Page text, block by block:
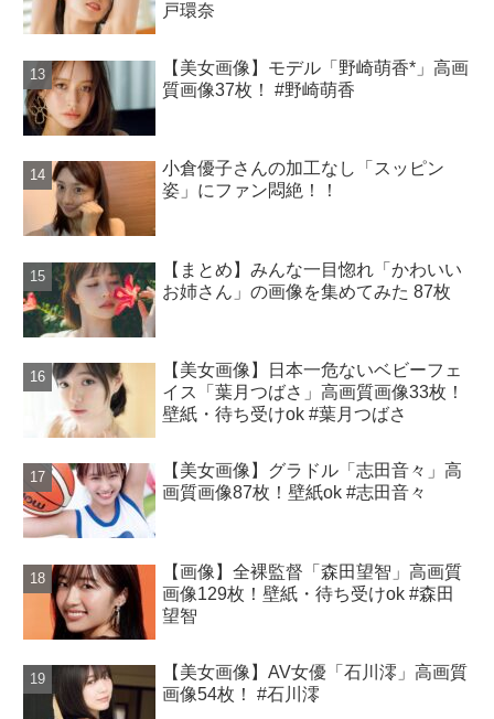
戸環奈
【美女画像】モデル「野崎萌香*」高画
質画像37枚！ #野崎萌香
小倉優子さんの加工なし「スッピン
姿」にファン悶絶！！
【まとめ】みんな一目惚れ「かわいい
お姉さん」の画像を集めてみた 87枚
【美女画像】日本一危ないベビーフェ
イス「葉月つばさ」高画質画像33枚！
壁紙・待ち受けok #葉月つばさ
【美女画像】グラドル「志田音々」高
画質画像87枚！壁紙ok #志田音々
【画像】全裸監督「森田望智」高画質
画像129枚！壁紙・待ち受けok #森田
望智
【美女画像】AV女優「石川澪」高画質
画像54枚！ #石川澪